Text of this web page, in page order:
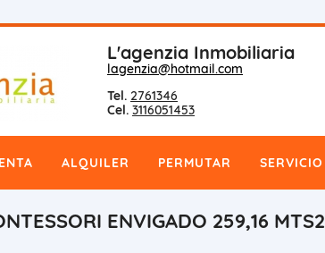
L'agenzia Inmobiliaria
lagenzia@hotmail.com
Tel. 2761346
Cel. 3116051453
ALQUILER PERMUTAR SERVICIO
ENVIGADO 259,16 MTS2